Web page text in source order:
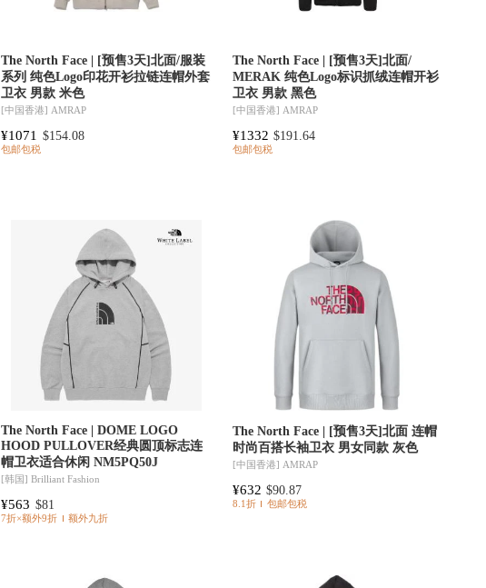
The North Face | [预售3天]北面/服装
系列 纯色Logo印花开衫拉链连帽外套
卫衣 男款 米色
[中国香港]AMRAP
¥1071 $154.08
包邮包税
The North Face | [预售3天]北面/
MERAK 纯色Logo标识抓绒连帽开衫
卫衣 男款 黑色
[中国香港] AMRAP
¥1332 $191.64
包邮包税
The North Face | DOME LOGO
HOOD PULLOVER经典圆顶标志连
帽卫衣适合休闲 NM5PQ50J
[韩国]Brilliant Fashion
¥563 $81
7折×额外9折 额外九折
The North Face | [预售3天]北面 连帽
时尚百搭长袖卫衣 男女同款 灰色
[中国香港] AMRAP
¥632 $90.87
8.1折 包邮包税